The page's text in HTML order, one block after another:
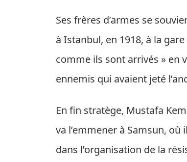
Ses frères d’armes se
à Istanbul, en 1918, à la
comme ils sont arrivés » en
ennemis qui avaient jeté
En fin stratège, Mustafa
va l’emmener à Samsun,
dans l’organisation de la